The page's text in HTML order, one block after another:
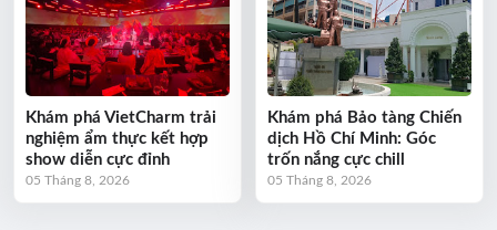
Khám phá VietCharm trải
nghiệm ẩm thực kết hợp
show diễn cực đỉnh
05 Tháng 8, 2026
Khám phá Bảo tàng Chiến
dịch Hồ Chí Minh: Góc
trốn nắng cực chill
05 Tháng 8, 2026